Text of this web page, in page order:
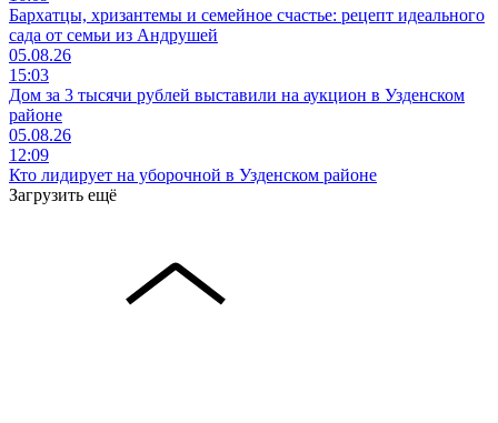
Бархатцы, хризантемы и семейное счастье: рецепт идеального
сада от семьи из Андрушей
05.08.26
15:03
Дом за 3 тысячи рублей выставили на аукцион в Узденском
районе
05.08.26
12:09
Кто лидирует на уборочной в Узденском районе
Загрузить ещё